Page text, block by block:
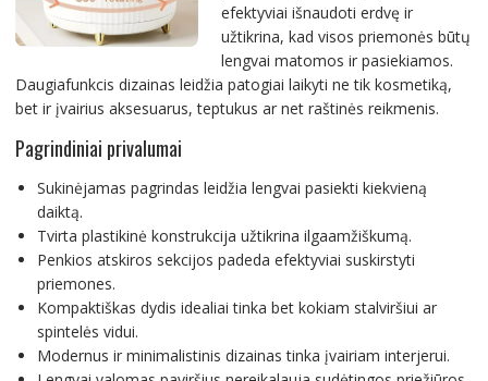
efektyviai išnaudoti erdvę ir
užtikrina, kad visos priemonės būtų
lengvai matomos ir pasiekiamos.
Daugiafunkcis dizainas leidžia patogiai laikyti ne tik kosmetiką,
bet ir įvairius aksesuarus, teptukus ar net raštinės reikmenis.
Pagrindiniai privalumai
Sukinėjamas pagrindas leidžia lengvai pasiekti kiekvieną
daiktą.
Tvirta plastikinė konstrukcija užtikrina ilgaamžiškumą.
Penkios atskiros sekcijos padeda efektyviai suskirstyti
priemones.
Kompaktiškas dydis idealiai tinka bet kokiam stalviršiui ar
spintelės vidui.
Modernus ir minimalistinis dizainas tinka įvairiam interjerui.